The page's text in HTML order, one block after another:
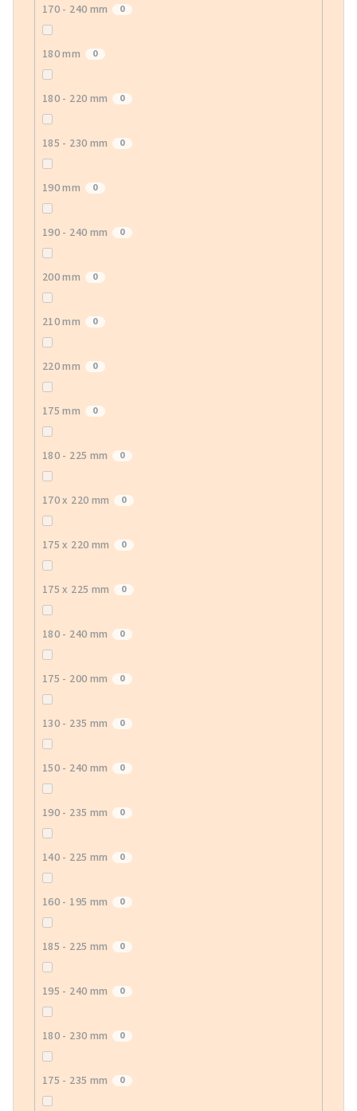
170 - 240 mm 0
180 mm 0
180 - 220 mm 0
185 - 230 mm 0
190 mm 0
190 - 240 mm 0
200 mm 0
210 mm 0
220 mm 0
175 mm 0
180 - 225 mm 0
170 x 220 mm 0
175 x 220 mm 0
175 x 225 mm 0
180 - 240 mm 0
175 - 200 mm 0
130 - 235 mm 0
150 - 240 mm 0
190 - 235 mm 0
140 - 225 mm 0
160 - 195 mm 0
185 - 225 mm 0
195 - 240 mm 0
180 - 230 mm 0
175 - 235 mm 0